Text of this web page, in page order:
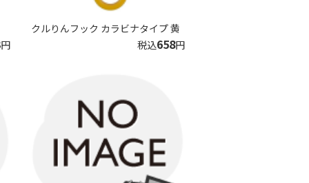
円
クルりんフック カラビナタイプ 黄
税込658円